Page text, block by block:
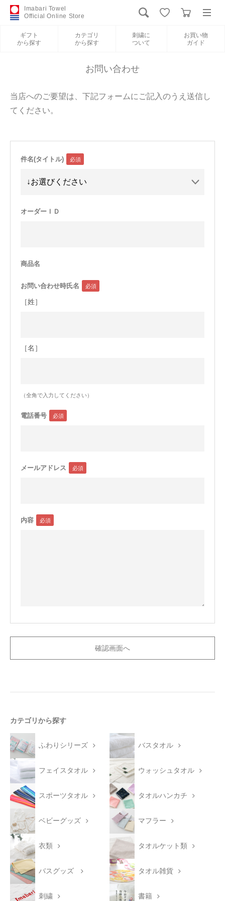
Imabari Towel
Official Online Store
ギフト
から探す
カテゴリ
から探す
刺繍に
ついて
お買い物
ガイド
新規会員登録
カテゴリから探す
お買い物ガイド
International Shipping
会員サービス
規約
お問い合わせ
当店へのご要望は、下記フォームにご記入のうえ送信し
てください。
件名(タイトル)
オーダーＩＤ
商品名
お問い合わせ時氏名
［姓］
［名］
（全角で入力してください）
電話番号
メールアドレス
内容
カテゴリから探す
ふわりシリーズ バスタオル
フェイスタオル ウォッシュタオル
スポーツタオル タオルハンカチ
ベビーグッズ マフラー
衣類 タオルケット類
バスグッズ タオル雑貨
刺繍 書籍